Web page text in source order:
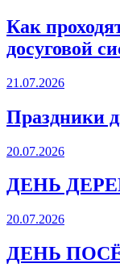
Как
досуговой
21.07.2026
Праздники
20.07.2026
ДЕНЬ
20.07.2026
ДЕНЬ